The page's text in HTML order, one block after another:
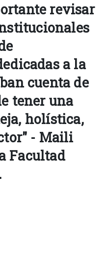
revisar
a la
cuenta de
tener una
holística,
- Maili
Facultad